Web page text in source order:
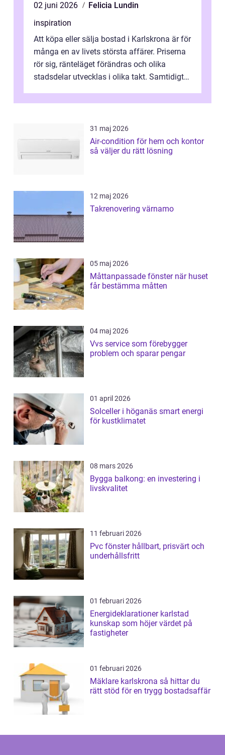
02 juni 2026
Felicia Lundin
inspiration
Att köpa eller sälja bostad i Karlskrona är för
många en av livets största affärer. Priserna
rör sig, ränteläget förändras och olika
stadsdelar utvecklas i olika takt. Samtidigt
31 maj 2026
Air-condition för hem och kontor
så väljer du rätt lösning
12 maj 2026
Takrenovering värnamo
05 maj 2026
Måttanpassade fönster när huset
får bestämma måtten
04 maj 2026
Vvs service som förebygger
problem och sparar pengar
01 april 2026
Solceller i höganäs smart energi
för kustklimatet
08 mars 2026
Bygga balkong: en investering i
livskvalitet
11 februari 2026
Pvc fönster hållbart, prisvärt och
underhållsfritt
01 februari 2026
Energideklarationer karlstad
kunskap som höjer värdet på
fastigheter
01 februari 2026
Mäklare karlskrona så hittar du
rätt stöd för en trygg bostadsaffär